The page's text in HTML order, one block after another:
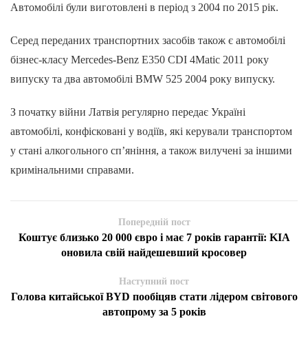
Автомобілі були виготовлені в період з 2004 по 2015 рік.
Серед переданих транспортних засобів також є автомобілі
бізнес-класу Mercedes-Benz E350 CDI 4Matic 2011 року
випуску та два автомобілі BMW 525 2004 року випуску.
З початку війни Латвія регулярно передає Україні
автомобілі, конфісковані у водіїв, які керували транспортом
у стані алкогольного сп’яніння, а також вилучені за іншими
кримінальними справами.
Попередній пост
Коштує близько 20 000 євро і має 7 років гарантії: KIA
оновила свій найдешевший кросовер
Наступний пост
Голова китайської BYD пообіцяв стати лідером світового
автопрому за 5 років